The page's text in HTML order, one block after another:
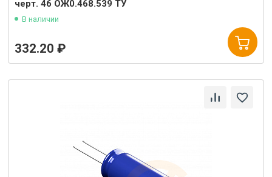
черт. 4б ОЖ0.468.539 ТУ
В наличии
332.20 ₽